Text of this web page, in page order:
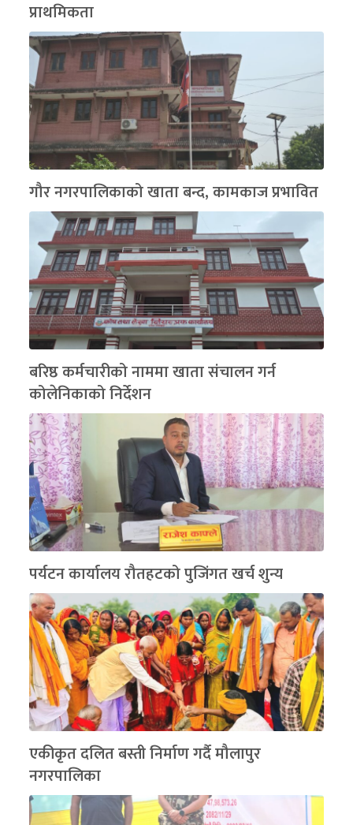
प्राथमिकता
गौर नगरपालिकाको खाता बन्द, कामकाज प्रभावित
बरिष्ठ कर्मचारीको नाममा खाता संचालन गर्न
कोलेनिकाको निर्देशन
पर्यटन कार्यालय रौतहटको पुजिंगत खर्च शुन्य
एकीकृत दलित बस्ती निर्माण गर्दै मौलापुर
नगरपालिका